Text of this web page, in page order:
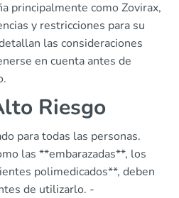
principalmente como Zovirax,
y restricciones para su
las consideraciones
en cuenta antes de
Riesgo
para todas las personas.
las **embarazadas**, los
polimedicados**, deben
de utilizarlo. -